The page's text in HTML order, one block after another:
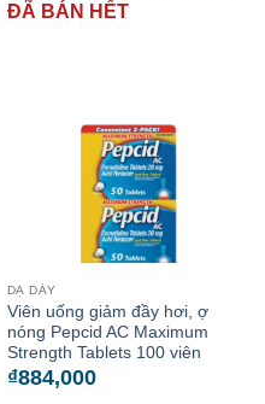
ĐÃ BÁN HẾT
DẠ DÀY
Viên uống giảm đầy hơi, ợ
nóng Pepcid AC Maximum
Strength Tablets 100 viên
₫884,000